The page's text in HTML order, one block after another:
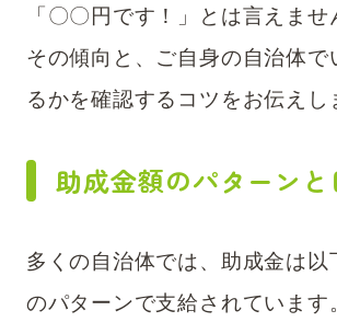
「〇〇円です！」とは言えませ
その傾向と、ご自身の自治体で
るかを確認するコツをお伝えし
助成金額のパターンと
多くの自治体では、助成金は以
のパターンで支給されています